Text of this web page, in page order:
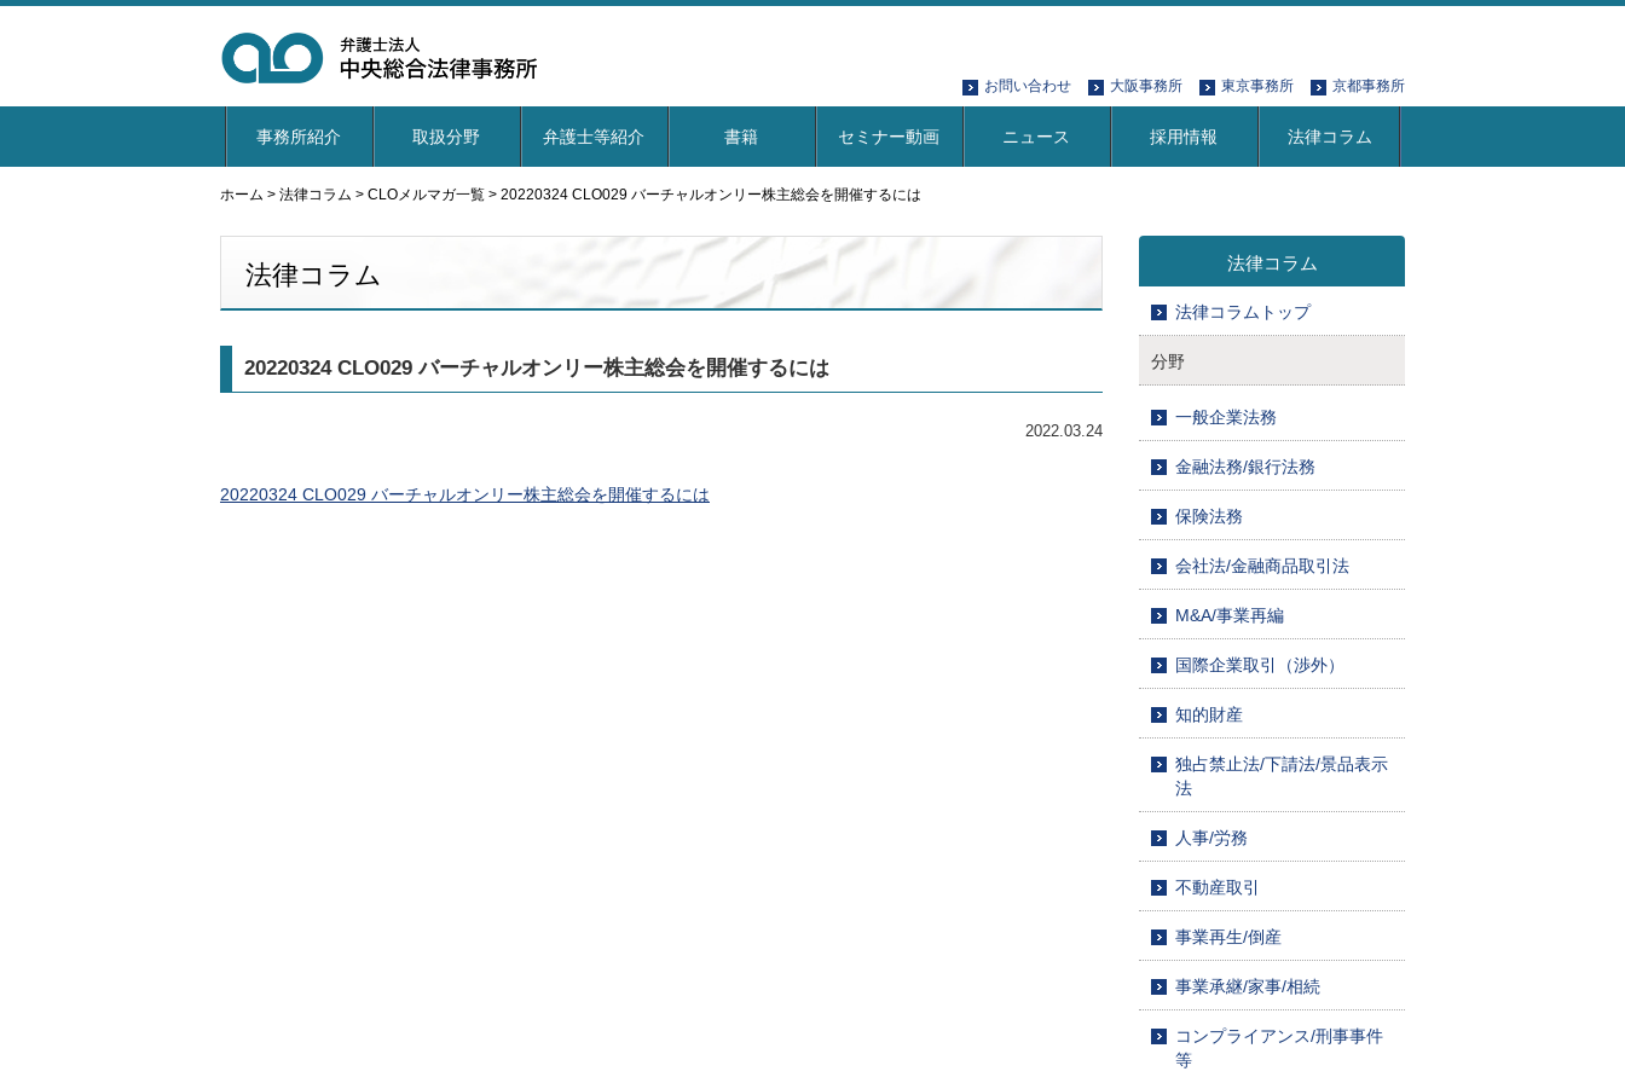
お問い合わせ 大阪事務所 東京事務所 京都事務所
事務所紹介 取扱分野 弁護士等紹介 書籍 セミナー動画 ニュース 採用情報 法律コラム
ホーム > 法律コラム > CLOメルマガ一覧 > 20220324 CLO029 バーチャルオンリー株主総会を開催するには
法律コラム
20220324 CLO029 バーチャルオンリー株主総会を開催するには
2022.03.24
20220324 CLO029 バーチャルオンリー株主総会を開催するには
法律コラム
法律コラムトップ
分野
一般企業法務
金融法務/銀行法務
保険法務
会社法/金融商品取引法
M&A/事業再編
国際企業取引（渉外）
知的財産
独占禁止法/下請法/景品表示
法
人事/労務
不動産取引
事業再生/倒産
事業承継/家事/相続
コンプライアンス/刑事事件
等